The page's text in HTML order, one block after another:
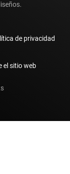
de privacidad
el sitio web